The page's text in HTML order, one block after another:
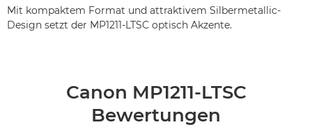
Mit kompaktem Format und attraktivem Silbermetallic-
Design setzt der MP1211-LTSC optisch Akzente.
Canon MP1211-LTSC
Bewertungen